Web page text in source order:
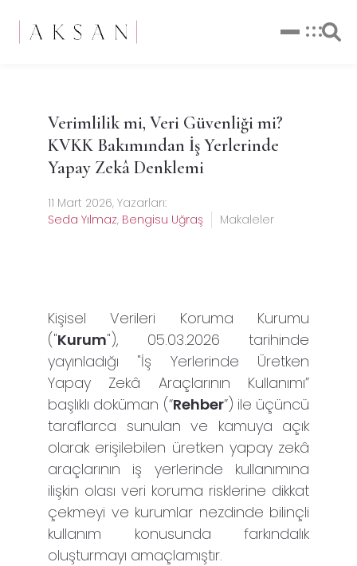
Verimlilik mi, Veri Güvenliği mi?
KVKK Bakımından İş Yerlerinde
Yapay Zekâ Denklemi
11 Mart 2026, Yazarları:
Seda Yılmaz, Bengisu Uğraş Makaleler
Kişisel Verileri Koruma Kurumu
("Kurum"), 05.03.2026 tarihinde
yayınladığı "İş Yerlerinde Üretken
Yapay Zekâ Araçlarının Kullanımı”
başlıklı doküman (“Rehber”) ile üçüncü
taraflarca sunulan ve kamuya açık
olarak erişilebilen üretken yapay zekâ
araçlarının iş yerlerinde kullanımına
ilişkin olası veri koruma risklerine dikkat
çekmeyi ve kurumlar nezdinde bilinçli
kullanım konusunda farkındalık
oluşturmayı amaçlamıştır.